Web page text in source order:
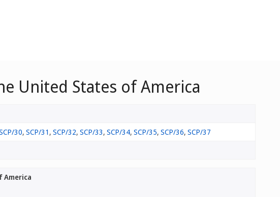
United States of America
30, SCP/31 , SCP/32, SCP/33, SCP/34, SCP/35, SCP/36, SCP/37
America